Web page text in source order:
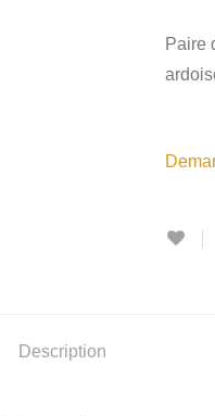
Paire
Description